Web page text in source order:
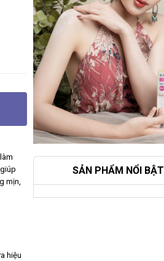
SẢN PHẨM NỔI BẬT
mịn,
hiệu